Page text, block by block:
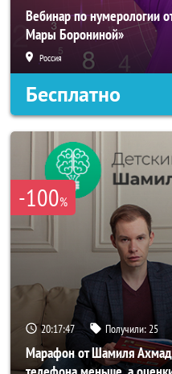
Вебинар по нумерологии
Мары Борониной»
Россия
Бесплатно
-100%
20:17:45 Получили:25
Марафон от Шамиля